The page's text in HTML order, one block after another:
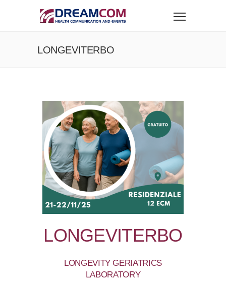
LONGEVITERBO
LONGEVITERBO
LONGEVITY GERIATRICS
LABORATORY